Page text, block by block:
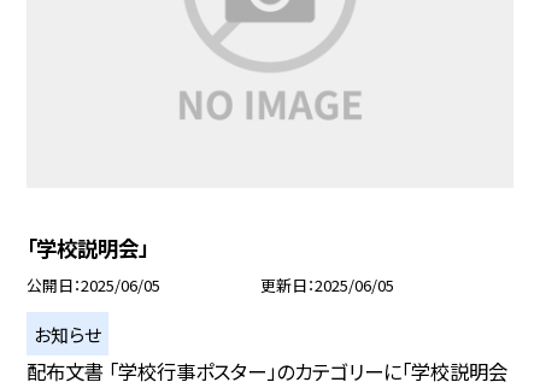
「学校説明会」
公開日 2025/06/05 更新日 2025/06/05
お知らせ
配布文書 「学校行事ポスター」のカテゴリーに「学校説明会